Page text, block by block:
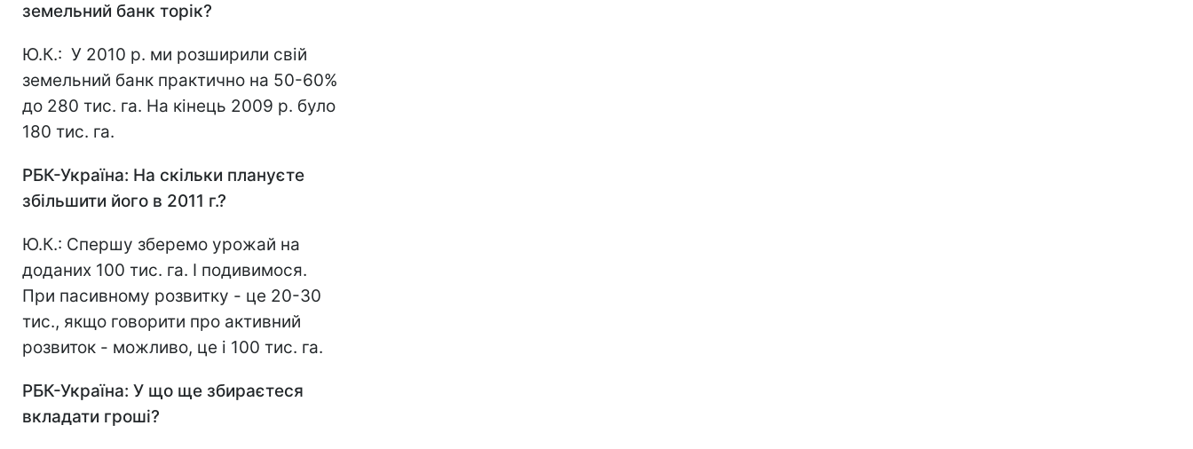
земельний банк торік?
Ю.К.: У 2010 р. ми розширили свій
земельний банк практично на 50-60%
до 280 тис. га. На кінець 2009 р. було
180 тис. га.
РБК-Україна: На скільки плануєте
збільшити його в 2011 г.?
Ю.К.: Спершу зберемо урожай на
доданих 100 тис. га. І подивимося.
При пасивному розвитку - це 20-30
тис., якщо говорити про активний
розвиток - можливо, це і 100 тис. га.
РБК-Україна: У що ще збираєтеся
вкладати гроші?